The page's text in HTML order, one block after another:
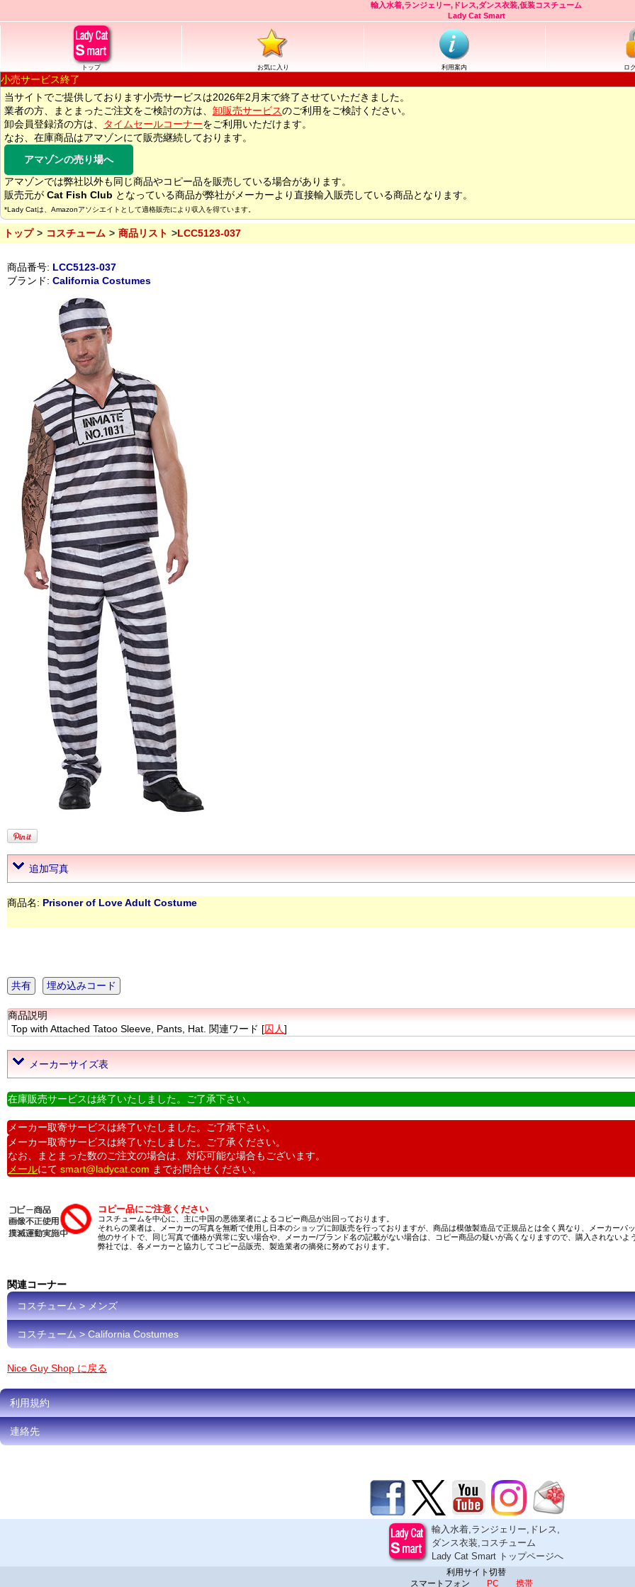
輸入水着,ランジェリー,ドレス,ダンス衣装,仮装コスチューム
Lady Cat Smart
トップ お気に入り 利用案内 ロ
小売サービス終了
当サイトでご提供しております小売サービスは2026年2月末で終了させていただきました。
業者の方、まとまったご注文をご検討の方は、 卸販売サービスのご利用をご検討ください。
卸会員登録済の方は、
タイムセールコーナーをご利用いただけます。
なお、在庫商品はアマゾンにて販売継続しております。
アマゾンの売り場へ
アマゾンでは弊社以外も同じ商品やコピー品を販売している場合があります。
販売元が Cat Fish Club となっている商品が弊社がメーカーより直接輸入販売している商品となります。
*Lady Catは、Amazonアソシエイトとして適格販売により収入を得ています。
トップ コスチューム 商品リスト LCC5123-037
商品番号: LCC5123-037
ブランド: California Costumes
追加写真
商品名: Prisoner of Love Adult Costume
共有 埋め込みコード
商品説明
Top with Attached Tatoo Sleeve, Pants, Hat. 関連ワード [囚人]
メーカーサイズ表
在庫販売サービスは終了いたしました。ご了承下さい。
メーカー取寄サービスは終了いたしました。ご了承下さい。
メーカー取寄サービスは終了いたしました。ご了承ください。
なお、まとまった数のご注文の場合は、対応可能な場合もございます。
メールにて smart@ladycat.com までお問合せください。
コピー品にご注意ください
コスチュームを中心に、主に中国の悪徳業者によるコピー商品が出回っております。
それらの業者は、メーカーの写真を無断で使用し日本のショップに卸販売を行っておりますが、商品は模倣製造品で正規品とは全く異なり、メーカーパ
他のサイトで、同じ写真で価格が異常に安い場合や、メーカー/ブランド名の記載がない場合は、コピー商品の疑いが高くなりますので、購入されないよ
弊社では、各メーカーと協力してコピー品販売、製造業者の摘発に努めております。
関連コーナー
コスチューム > メンズ
コスチューム > California Costumes
Nice Guy Shop に戻る
利用規約
連絡先
輸入水着,ランジェリー,ドレス,
ダンス衣装,コスチューム
Lady Cat Smart トップページへ
利用サイト切替
スマートフォン
PC 携帯